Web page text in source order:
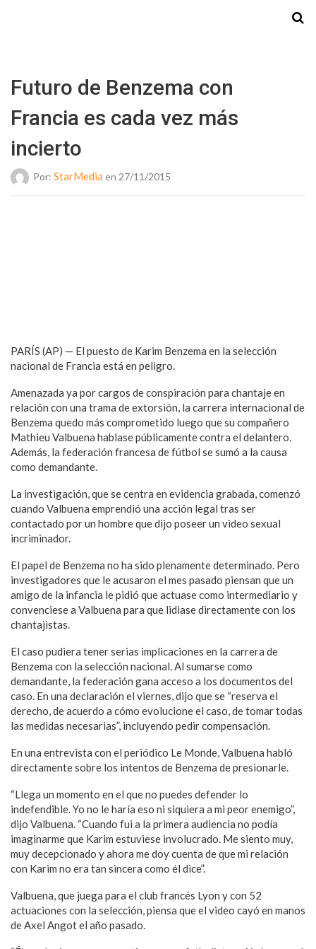
Futuro de Benzema con
Francia es cada vez más
incierto
Por: StarMedia en 27/11/2015
PARÍS (AP) — El puesto de Karim Benzema en la selección
nacional de Francia está en peligro.
Amenazada ya por cargos de conspiración para chantaje en
relación con una trama de extorsión, la carrera internacional de
Benzema quedo más comprometido luego que su compañero
Mathieu Valbuena hablase públicamente contra el delantero.
Además, la federación francesa de fútbol se sumó a la causa
como demandante.
La investigación, que se centra en evidencia grabada, comenzó
cuando Valbuena emprendió una acción legal tras ser
contactado por un hombre que dijo poseer un video sexual
incriminador.
El papel de Benzema no ha sido plenamente determinado. Pero
investigadores que le acusaron el mes pasado piensan que un
amigo de la infancia le pidió que actuase como intermediario y
convenciese a Valbuena para que lidiase directamente con los
chantajistas.
El caso pudiera tener serias implicaciones en la carrera de
Benzema con la selección nacional. Al sumarse como
demandante, la federación gana acceso a los documentos del
caso. En una declaración el viernes, dijo que se “reserva el
derecho, de acuerdo a cómo evolucione el caso, de tomar todas
las medidas necesarias”, incluyendo pedir compensación.
En una entrevista con el periódico Le Monde, Valbuena habló
directamente sobre los intentos de Benzema de presionarle.
“Llega un momento en el que no puedes defender lo
indefendible. Yo no le haría eso ni siquiera a mi peor enemigo”,
dijo Valbuena. “Cuando fui a la primera audiencia no podía
imaginarme que Karim estuviese involucrado. Me siento muy,
muy decepcionado y ahora me doy cuenta de que mi relación
con Karim no era tan sincera como él dice”.
Valbuena, que juega para el club francés Lyon y con 52
actuaciones con la selección, piensa que el video cayó en manos
de Axel Angot el año pasado.